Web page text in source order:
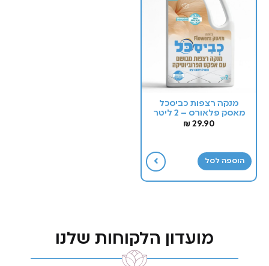
מנקה רצפות כביסכל
מאסק פלאורס – 2 ליטר
29.90
₪
הוספה לסל
מועדון הלקוחות שלנו